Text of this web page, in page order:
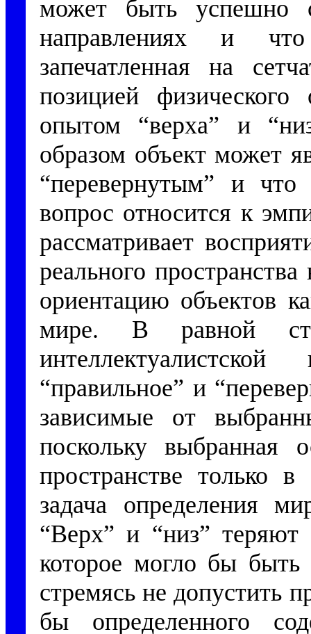
может быть успешно
направлениях и что
запечатленная на
позицией
опытом “верха” и
образом объект может
“перевернутым” и
вопрос относится к
рассматривает
реального
ориентацию объектов
мире. В равной
“правильное” и
зависимые от
поскольку выбранная
пространстве только
задача определения
“Верх” и “низ” теряют
которое могло бы
стремясь не допустить
бы определенного